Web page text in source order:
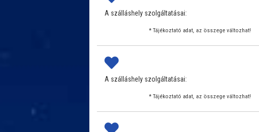
A szálláshely szolgáltatásai:
* Tájékoztató adat, az összege változhat!
A szálláshely szolgáltatásai:
* Tájékoztató adat, az összege változhat!